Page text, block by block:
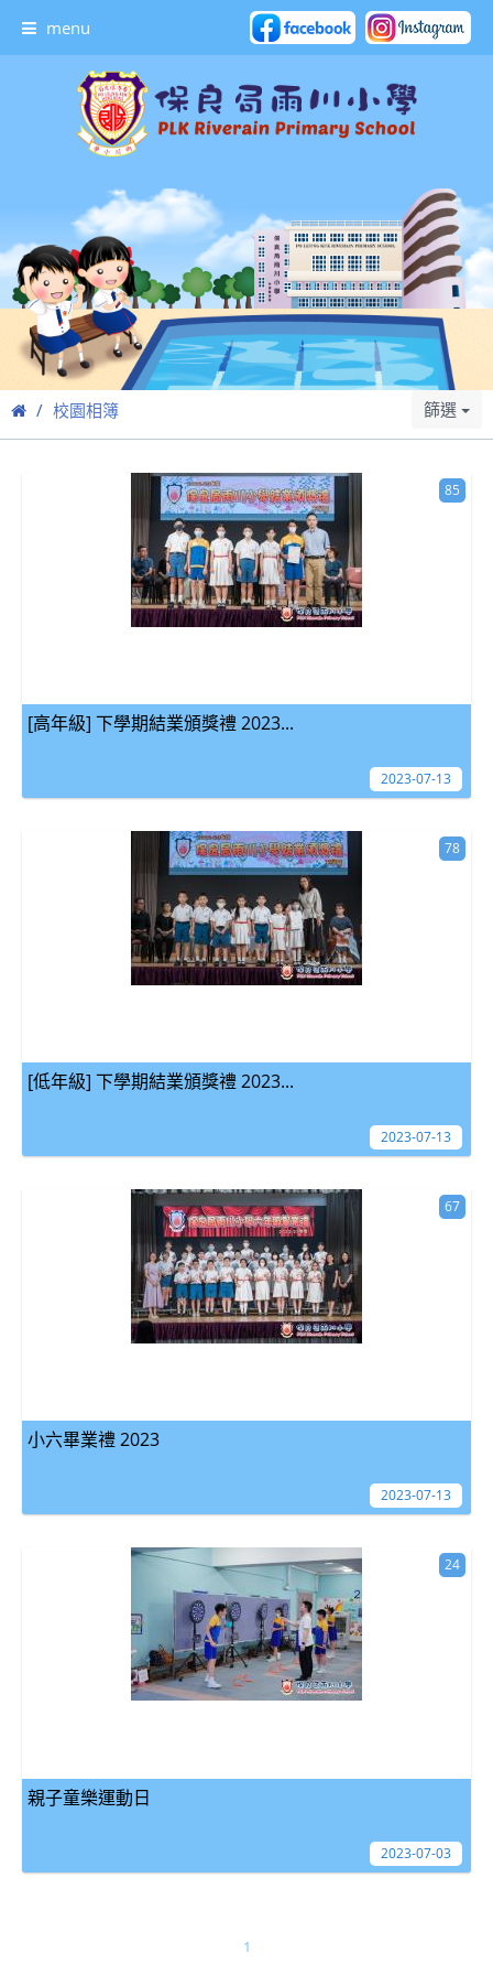
menu
校園相簿 篩選
[高年級] 下學期結業頒獎禮 2023...
85
2023-07-13
[低年級] 下學期結業頒獎禮 2023...
78
2023-07-13
小六畢業禮 2023
67
2023-07-13
親子童樂運動日
24
2023-07-03
1